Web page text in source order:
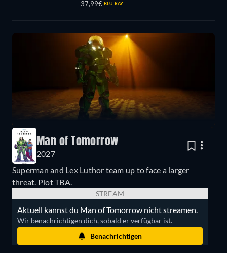
37,99€ BLU-RAY
Man of Tomorrow
2027
Superman and Lex Luthor team up to face a larger
threat. Plot TBA.
STREAM
Aktuell kannst du Man of Tomorrow nicht streamen.
Wir benachrichtigen dich, sobald er verfügbar ist.
Benachrichtigen